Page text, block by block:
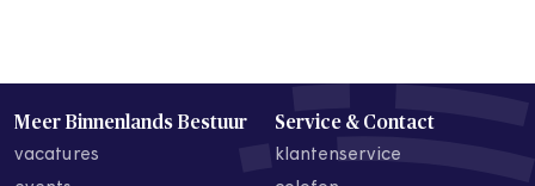
Meer Binnenlands Bestuur
vacatures
Service & Contact
klantenservice